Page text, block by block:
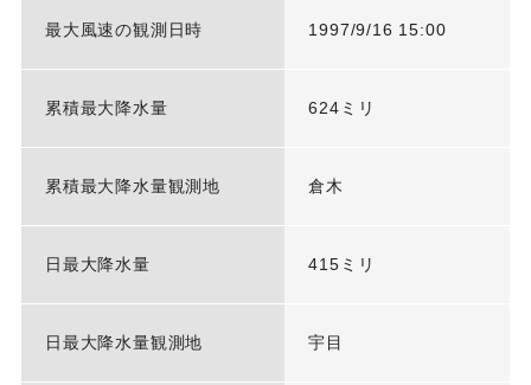
最大風速の観測日時 1997/9/16 15:00
累積最大降水量 624ミリ
累積最大降水量観測地 倉木
日最大降水量 415ミリ
日最大降水量観測地 宇目